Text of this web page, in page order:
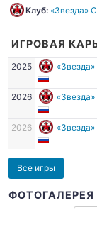
Клуб: «Звезда»
ИГРОВАЯ
2025
2026
2026
Все игры
ФОТОГАЛЕРЕЯ